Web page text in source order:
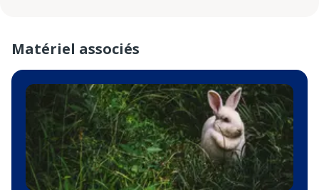
Matériel associés